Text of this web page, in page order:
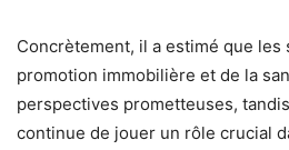
Concrètement, il a estimé que les
promotion immobilière et de la
perspectives prometteuses,
continue de jouer un rôle crucial